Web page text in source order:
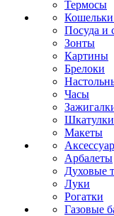
Термосы
Посуда и
Зонты
Картины
Брелоки
Часы
Шкатулки
Макеты
Арбалеты
Духовые
Луки
Рогатки
Газовые